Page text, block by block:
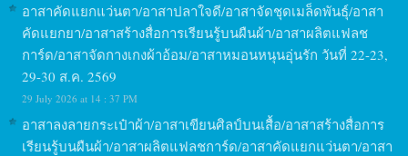
อาสาคัดแยกแว่นตา/อาสาปลาใจดี/อาสาจัดชุดเมล็ดพันธุ์/อาสา
คัดแยกยา/อาสาสร้างสื่อการเรียนรู้บนผืนผ้า/อาสาผลิตแฟลช
การ์ด/อาสาจัดกางเกงผ้าอ้อม/อาสาหมอนหนุนอุ่นรัก วันที่ 22-23,
29-30 ส.ค. 2569
29 July 2026 at 14 : 37 PM
อาสาลงลายกระเป๋าผ้า/อาสาเขียนศิลป์บนเสื้อ/อาสาสร้างสื่อการ
เรียนรู้บนผืนผ้า/อาสาผลิตแฟลชการ์ด/อาสาคัดแยกแว่นตา/อาสา